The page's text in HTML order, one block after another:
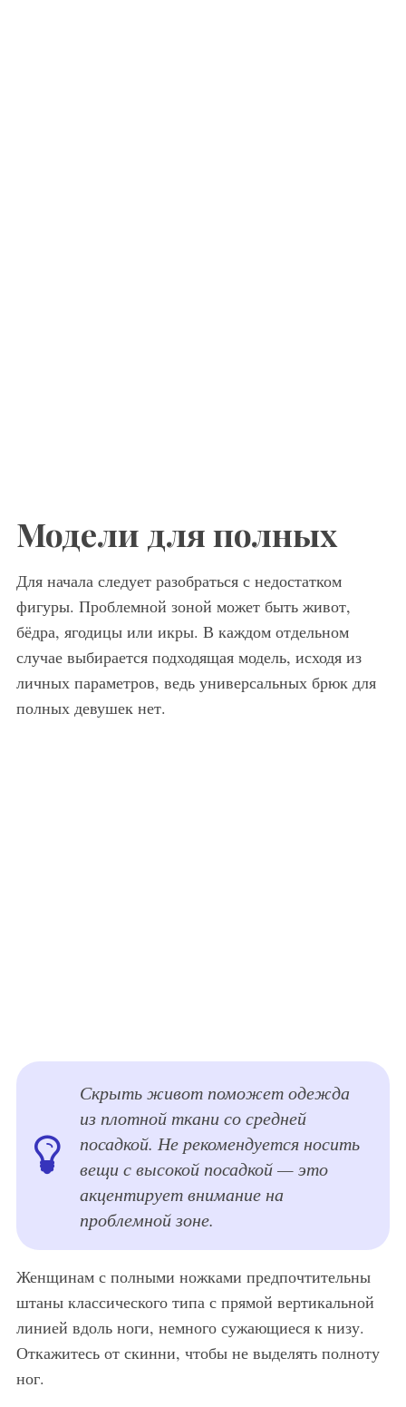
Модели для полных
Для начала следует разобраться с недостатком
фигуры. Проблемной зоной может быть живот,
бёдра, ягодицы или икры. В каждом отдельном
случае выбирается подходящая модель, исходя из
личных параметров, ведь универсальных брюк для
полных девушек нет.
Скрыть живот поможет одежда
из плотной ткани со средней
посадкой. Не рекомендуется носить
вещи с высокой посадкой — это
акцентирует внимание на
проблемной зоне.
Женщинам с полными ножками предпочтительны
штаны классического типа с прямой вертикальной
линией вдоль ноги, немного сужающиеся к низу.
Откажитесь от скинни, чтобы не выделять полноту
ног.